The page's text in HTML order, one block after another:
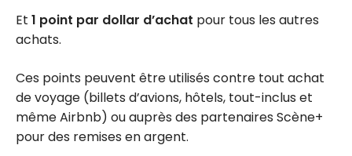
Et 1 point par dollar d’achat pour tous les autres
achats.
Ces points peuvent être utilisés contre tout achat
de voyage (billets d’avions, hôtels, tout-inclus et
même Airbnb) ou auprès des partenaires Scène+
pour des remises en argent.